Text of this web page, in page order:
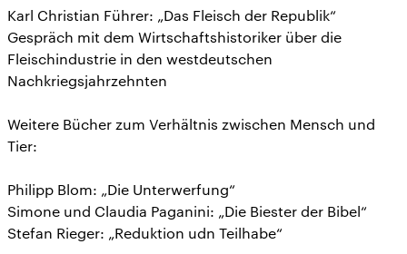
Karl Christian Führer: „Das Fleisch der Republik“
Gespräch mit dem Wirtschaftshistoriker über die
Fleischindustrie in den westdeutschen
Nachkriegsjahrzehnten
Weitere Bücher zum Verhältnis zwischen Mensch und
Tier:
Philipp Blom: „Die Unterwerfung“
Simone und Claudia Paganini: „Die Biester der Bibel“
Stefan Rieger: „Reduktion udn Teilhabe“